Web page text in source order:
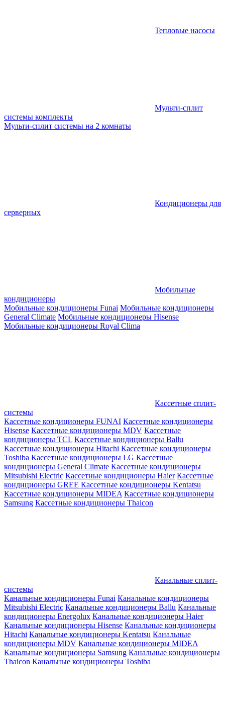
Тепловые насосы
Мульти-сплит
системы комплекты
Мульти-сплит системы на 2 комнаты
Кондиционеры для
серверных
Мобильные
кондиционеры
Мобильные кондиционеры Funai Мобильные кондиционеры
General Climate Мобильные кондиционеры Hisense
Мобильные кондиционеры Royal Clima
Кассетные сплит-
системы
Кассетные кондиционеры FUNAI Кассетные кондиционеры
Hisense Кассетные кондиционеры MDV Кассетные
кондиционеры TCL Кассетные кондиционеры Ballu
Кассетные кондиционеры Hitachi Кассетные кондиционеры
Toshiba Кассетные кондиционеры LG Кассетные
кондиционеры General Climate Кассетные кондиционеры
Mitsubishi Electric Кассетные кондиционеры Haier Кассетные
кондиционеры GREE Кассетные кондиционеры Kentatsu
Кассетные кондиционеры MIDEA Кассетные кондиционеры
Samsung Кассетные кондиционеры Thaicon
Канальные сплит-
системы
Канальные кондиционеры Funai Канальные кондиционеры
Mitsubishi Electric Канальные кондиционеры Ballu Канальные
кондиционеры Energolux Канальные кондиционеры Haier
Канальные кондиционеры Hisense Канальные кондиционеры
Hitachi Канальные кондиционеры Kentatsu Канальные
кондиционеры MDV Канальные кондиционеры MIDEA
Канальные кондиционеры Samsung Канальные кондиционеры
Thaicon Канальные кондиционеры Toshiba